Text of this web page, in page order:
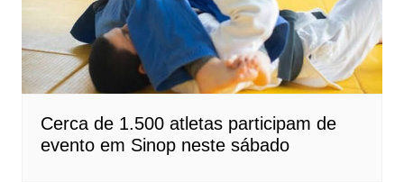
Cerca de 1.500 atletas participam de
evento em Sinop neste sábado